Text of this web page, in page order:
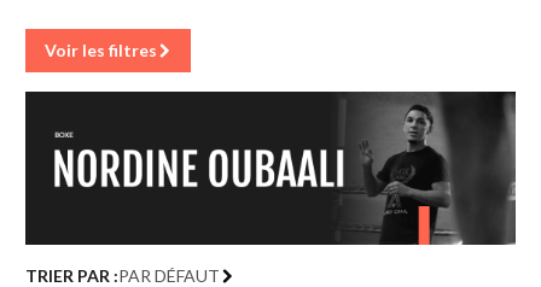
Voir les filtres
TRIER PAR :PAR DÉFAUT